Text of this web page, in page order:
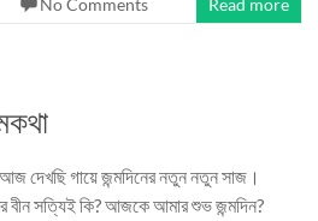
No Comments Read more
দেখছি গায়ে জন্মদিনের নতুন নতুন সাজ।
বীন সত্যিই কি? আজকে আমার শুভ জন্মদিন?